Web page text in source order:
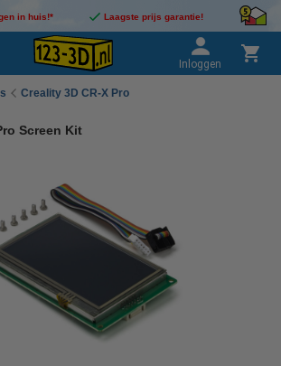
in huis!* Laagste prijs garantie!
Inloggen
Creality 3D CR-X Pro
Screen Kit